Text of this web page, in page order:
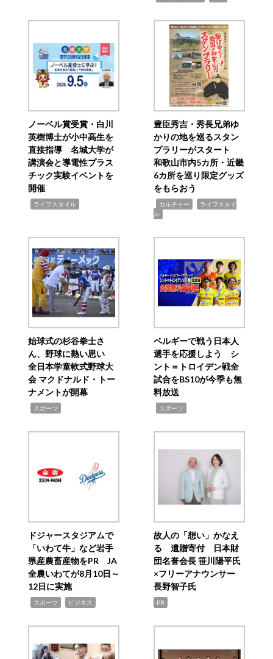
ノーベル賞受賞・白川
英樹博士が小中高生を
直接指導 名城大学が
講演会と導電性プラス
チック実験イベントを
開催
ライフスタイル
豊臣秀吉・秀長兄弟ゆ
かりの地を巡るスタン
プラリーがスタート
和歌山市内5カ所・近畿
6カ所を巡り限定グッズ
をもらおう
カルチャー
ライフスタイ
ル
始球式の杉谷拳士さ
ん、野球に熱い思い
全日本学童軟式野球大
会 マクドナルド・トー
ナメントが開幕
スポーツ
ベルギーで戦う日本人
選手を応援しよう シ
ント＝トロイデン戦全
試合をBS10が今季も無
料放送
スポーツ
ドジャースタジアムで
「いわて牛」など岩手
県産農畜産物をPR JA
全農いわてが8月10日～
12日に実施
スポーツ ビジネス
故人の「想い」かなえ
る 遺贈寄付 日本財
団名誉会長 笹川陽平氏
×フリーアナウンサー
長野智子氏
PR